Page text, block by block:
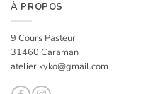
À PROPOS
9 Cours Pasteur
31460 Caraman
atelier.kyko@gmail.com